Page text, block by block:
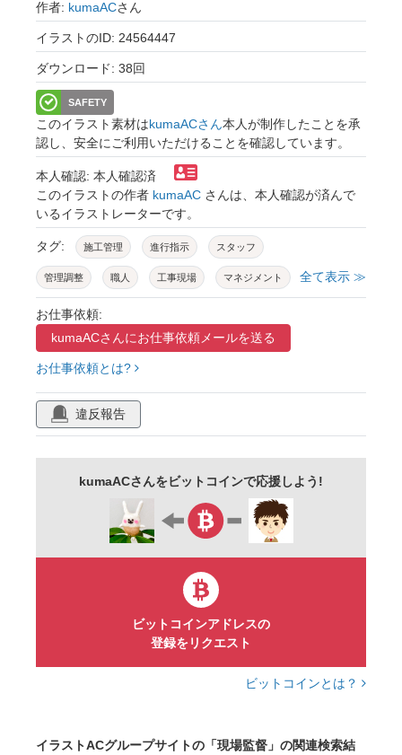
作者: kumaACさん
イラストのID: 24564447
ダウンロード: 38回
SAFETY
このイラスト素材はkumaACさん本人が制作したことを承
認し、安全にご利用いただけることを確認しています。
本人確認: 本人確認済
このイラストの作者 kumaAC さんは、本人確認が済んで
いるイラストレーターです。
タグ: 施工管理 進行指示 スタッフ
管理調整 職人 工事現場 マネジメント
建設現場
工程管理 計画 動物 ウサギ 兔
白兎 白ウサギ
シロクマ くま
働く 業務 労働
ヘルメット 制服 ペン 研修 上司
打ち合わせ 点検 チェック
監視 担当 責任者
全て表示 ≫
お仕事依頼:
kumaACさんにお仕事依頼メールを送る
お仕事依頼とは?
違反報告
kumaACさんをビットコインで応援しよう!
ビットコインアドレスの
登録をリクエスト
ビットコインとは？
イラストACグループサイトの「現場監督」の関連検索結